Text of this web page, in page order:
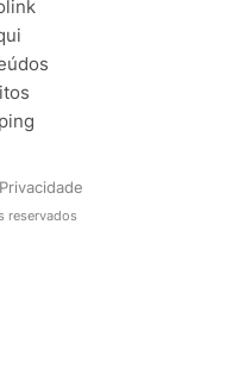
Privacidade
reservados